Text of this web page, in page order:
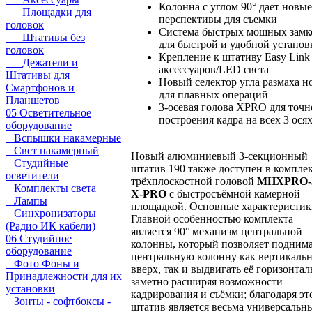
Площадки для
головок
Штативы без
головок
Дежатели и
Штативы для
Смартфонов и
Планшетов
05 Осветительное
оборудование
Вспышки накамерные
Свет накамерный
Студийные
осветители
Комплекты света
Лампы
Синхронизаторы
(Радио ИК кабели)
06 Студийное
оборудование
Фото Фоны и
Принадлежности для их
установки
Зонты - софтбоксы -
Колонна с углом 90° дает новые
перспективы для съемки
Система быстрых мощных
для быстрой и удобной
Крепление к штативу Easy Link
аксессуаров/LED света
Новый селектор угла размаха
для плавных операций
3-осевая голова XPRO для
построения кадра на всех 3 осях
Новый алюминиевый 3-секционный
штатив 190 также доступен в
трёхплоскостной головой
X-PRO с быстросъёмной камерной
площадкой. Основные
Главной особенностью комплекта
является 90° механизм центральной
колонны, который позволяет
центральную колонну как
вверх, так и выдвигать её
заметно расширяя возможности
кадрирования и съёмки; благодаря
штатив является весьма